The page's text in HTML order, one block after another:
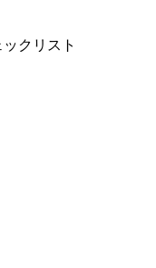
クリスト